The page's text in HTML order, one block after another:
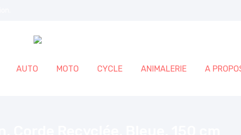
AUTO MOTO CYCLE ANIMALERIE A